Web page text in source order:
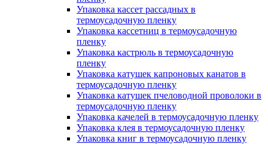
Упаковка кассет рассадных в
термоусадочную пленку
Упаковка кассетниц в термоусадочную
пленку
Упаковка кастрюль в термоусадочную
пленку
Упаковка катушек капроновых канатов в
термоусадочную пленку
Упаковка катушек пчеловодной проволоки в
термоусадочную пленку
Упаковка качелей в термоусадочную пленку
Упаковка клея в термоусадочную пленку
Упаковка книг в термоусадочную пленку